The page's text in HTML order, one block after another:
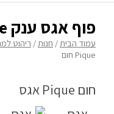
פוף אגס ענק Pique חום
עמוד הבית/ חנות/ ריהוט
Pique חום